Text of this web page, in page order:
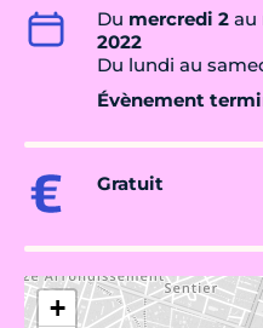
Du mercredi 2 au
2022
Du lundi au
Évènement
Gratuit
+